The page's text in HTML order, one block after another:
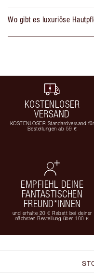
Wo gibt es luxuriöse
KOSTENLOSER
VERSAND
KOSTENLOSER Standardversand für
Bestellungen ab 59 €
EMPFIEHL DEINE
FANTASTISCHEN
FREUND*INNEN
und erhalte 20 € Rabatt bei deiner
nächsten Bestellung über 100 €